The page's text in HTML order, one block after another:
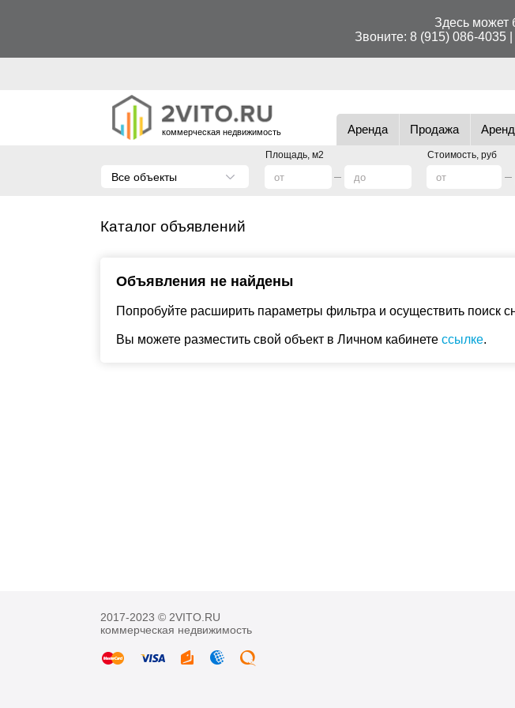
Здесь может
Звоните: 8 (915) 086-4035|
коммерческая недвижимость Аренда Продажа
Площадь, м2 Стоимость, руб
Все объекты
Каталог объявлений
Объявления не найдены
Попробуйте расширить параметры фильтра и осуществить поиск
Вы можете разместить свой объект в Личном кабинете ссылке.
2017-2023 © 2VITO.RU
коммерческая недвижимость